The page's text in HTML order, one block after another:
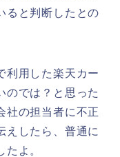
ると判断したとの
利用した楽天カー
のでは？と思った
社の担当者に不正
えしたら、普通に
よ。